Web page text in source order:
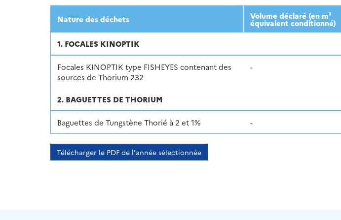
2013 2014 2015 2016 2017
Nature des déchets Volume déclaré (en m³
équivalent conditionné)
1. FOCALES KINOPTIK
Focales KINOPTIK type FISHEYES contenant des
sources de Thorium 232
-
2. BAGUETTES DE THORIUM
Baguettes de Tungstène Thorié à 2 et 1% -
Télécharger le PDF de l'année sélectionnée